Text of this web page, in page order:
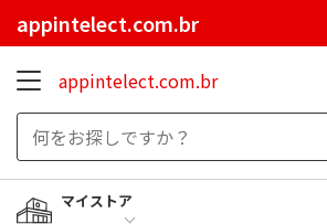
appintelect.com.br
appintelect.com.br
マイストア